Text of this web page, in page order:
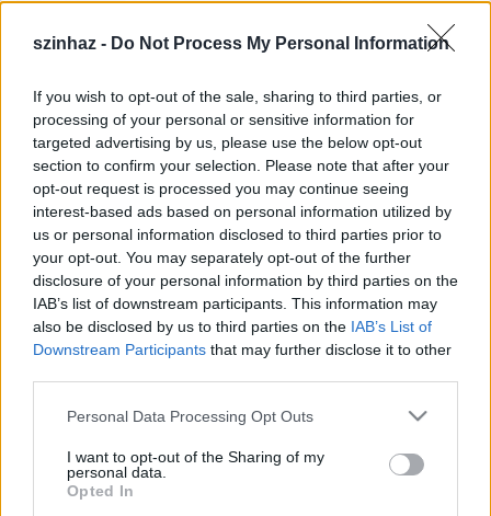
szinhaz - Do Not Process My Personal Information
If you wish to opt-out of the sale, sharing to third parties, or
processing of your personal or sensitive information for
targeted advertising by us, please use the below opt-out
section to confirm your selection. Please note that after your
opt-out request is processed you may continue seeing
interest-based ads based on personal information utilized by
us or personal information disclosed to third parties prior to
your opt-out. You may separately opt-out of the further
disclosure of your personal information by third parties on the
IAB’s list of downstream participants. This information may
also be disclosed by us to third parties on the IAB’s List of
Downstream Participants that may further disclose it to other
Please note that this website/app uses one or more Google
not limited to your visit or usage behaviour. You may click to
grant or deny consent to Google and its third-party tags to
use your data for below specified purposes in below Google
Personal Data Processing Opt Outs
I want to opt-out of the Sharing of my
personal data.
Opted In
A slam poetry előadó-költészeti műfaj 2006 óta van
jelen Magyarországon és az elmúlt években
népszerűsége töretlenül ível felfelé. A második
egyéni slam bajnokság a tavalyihoz hasonlóan
egyszerre ad költészeti, színházi, zenei és vizuális
élményt az egybegyűlteknek.
A bajnokságon résztvevő 25 slammer a honi színtér